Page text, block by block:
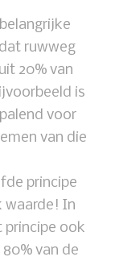
ruwweg
20% van
is
voor
van die
principe
waarde! In
principe ook
van de